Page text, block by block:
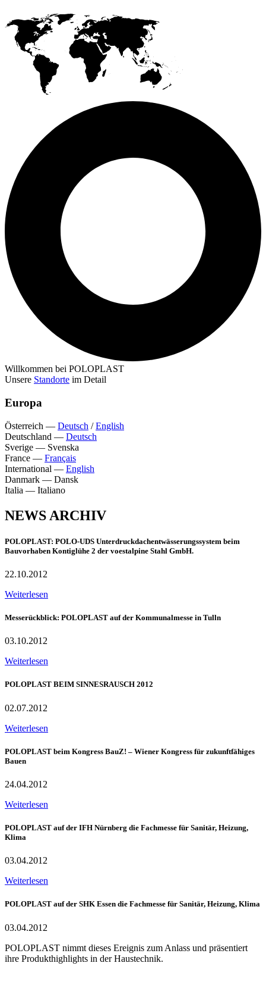
Willkommen bei POLOPLAST
Unsere Standorte im Detail
Europa
Österreich — Deutsch /English
Deutschland — Deutsch
Sverige — Svenska
France — Français
International — English
Danmark — Dansk
Italia — Italiano
NEWS ARCHIV
POLOPLAST: POLO-UDS Unterdruckdachentwässerungssystem beim
Bauvorhaben Kontiglühe 2 der voestalpine Stahl GmbH.
22.10.2012
Weiterlesen
Messerückblick: POLOPLAST auf der Kommunalmesse in Tulln
03.10.2012
Weiterlesen
POLOPLAST BEIM SINNESRAUSCH 2012
02.07.2012
Weiterlesen
POLOPLAST beim Kongress BauZ! – Wiener Kongress für zukunftfähiges
Bauen
24.04.2012
Weiterlesen
POLOPLAST auf der IFH Nürnberg die Fachmesse für Sanitär, Heizung,
Klima
03.04.2012
Weiterlesen
POLOPLAST auf der SHK Essen die Fachmesse für Sanitär, Heizung, Klima
03.04.2012
POLOPLAST nimmt dieses Ereignis zum Anlass und präsentiert
ihre Produkthighlights in der Haustechnik.